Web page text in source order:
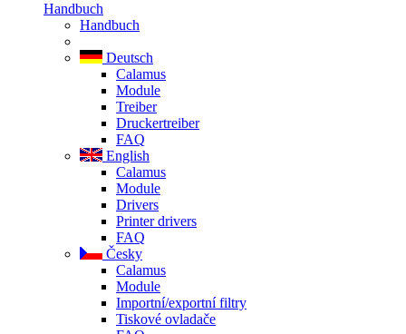
Handbuch
Handbuch
Deutsch
Calamus
Module
Treiber
Druckertreiber
FAQ
English
Calamus
Module
Drivers
Printer drivers
FAQ
Česky
Calamus
Module
Importní/exportní filtry
Tiskové ovladače